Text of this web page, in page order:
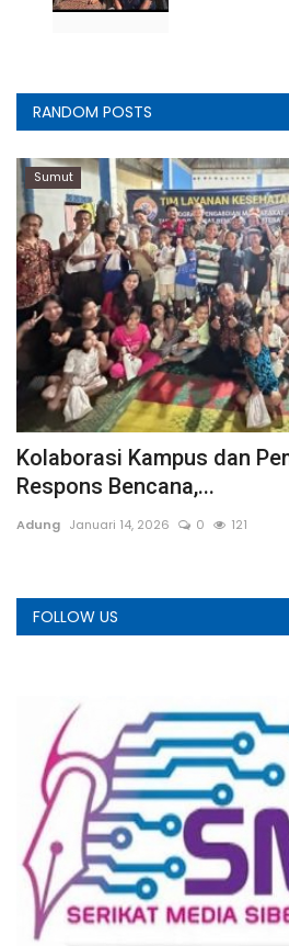
RANDOM POSTS
Sumut
Kolaborasi Kampus dan
Respons Bencana,...
Adung Januari 14, 2026 0 121
FOLLOW US